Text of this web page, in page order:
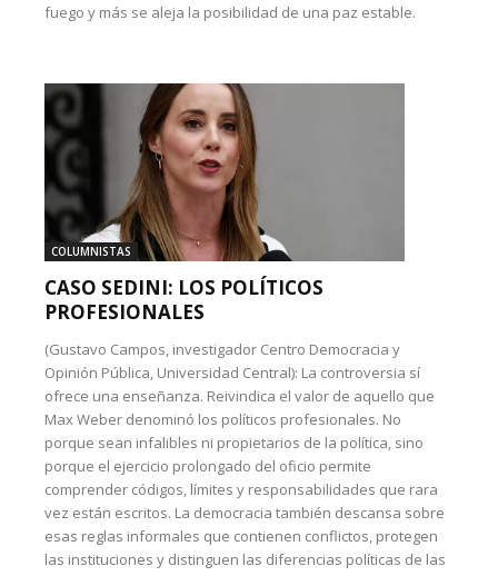
fuego y más se aleja la posibilidad de una paz estable.
COLUMNISTAS
CASO SEDINI: LOS POLÍTICOS
PROFESIONALES
(Gustavo Campos, investigador Centro Democracia y
Opinión Pública, Universidad Central): La controversia sí
ofrece una enseñanza. Reivindica el valor de aquello que
Max Weber denominó los políticos profesionales. No
porque sean infalibles ni propietarios de la política, sino
porque el ejercicio prolongado del oficio permite
comprender códigos, límites y responsabilidades que rara
vez están escritos. La democracia también descansa sobre
esas reglas informales que contienen conflictos, protegen
las instituciones y distinguen las diferencias políticas de las